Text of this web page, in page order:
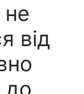
не
від
до